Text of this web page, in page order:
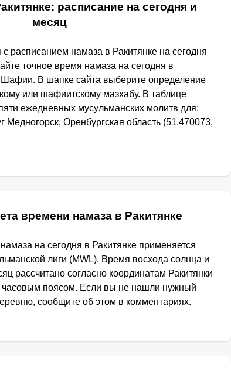
расписание на сегодня и
месяц
расписанием намаза в Ракитянке на сегодня
точное время намаза на сегодня в
В шапке сайта выберите определение
или шафиитскому мазхабу. В таблице
ежедневных мусульманских молитв для:
Медногорск, Оренбургская область (51.470073,
времени намаза в Ракитянке
на сегодня в Ракитянке применяется
лиги (MWL). Время восхода солнца и
рассчитано согласно координатам Ракитянки
часовым поясом. Если вы не нашли нужный
сообщите об этом в комментариях.